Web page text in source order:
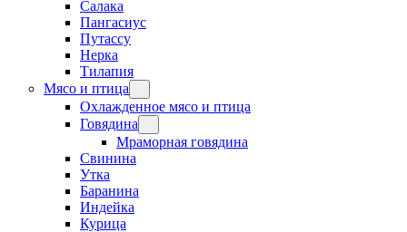
Салака
Пангасиус
Путассу
Нерка
Тилапия
Мясо и птица
Охлажденное мясо и птица
Говядина
Мраморная говядина
Свинина
Утка
Баранина
Индейка
Курица